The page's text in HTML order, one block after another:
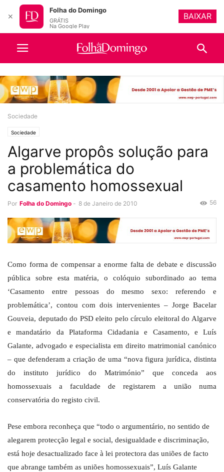
Sociedade
Sociedade
Algarve propôs solução para
a problemática do
casamento homossexual
Por Folha do Domingo - 8 de Janeiro de 2010 56
Como forma de compensar a enorme falta de debate e discussão
pública sobre esta matéria, o colóquio subordinado ao tema
‘Casamento entre pessoas do mesmo sexo: referendo e
problemática’, contou com dois intervenientes – Jorge Bacelar
Gouveia, deputado do PSD eleito pelo círculo eleitoral do Algarve
e mandatário da Plataforma Cidadania e Casamento, e Luís
Galante, advogado e especialista em direito matrimonial canónico
– que defenderam a criação de uma “nova figura jurídica, distinta
do instituto jurídico do Matrimónio” que conceda aos
homossexuais a faculdade de registarem a união numa
conservatória do registo civil.
Pese embora reconheça que “todo o argumentário, no sentido de
alegarem protecção legal e social, desigualdade e discriminação,
está hoje desactualizado face à lei protectora das uniões de facto
que abrange também as uniões homossexuais”, Luís Galante
✕
Folha do Domingo
GRÁTIS
Na Google Play
BAIXAR